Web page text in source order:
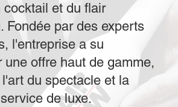
cocktail et du flair
Fondée par des experts
l'entreprise a su
une offre haut de gamme,
du spectacle et la
de luxe.